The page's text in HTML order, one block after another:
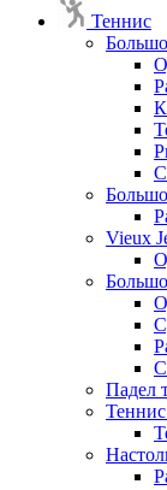
Теннис
Vieux
Падел